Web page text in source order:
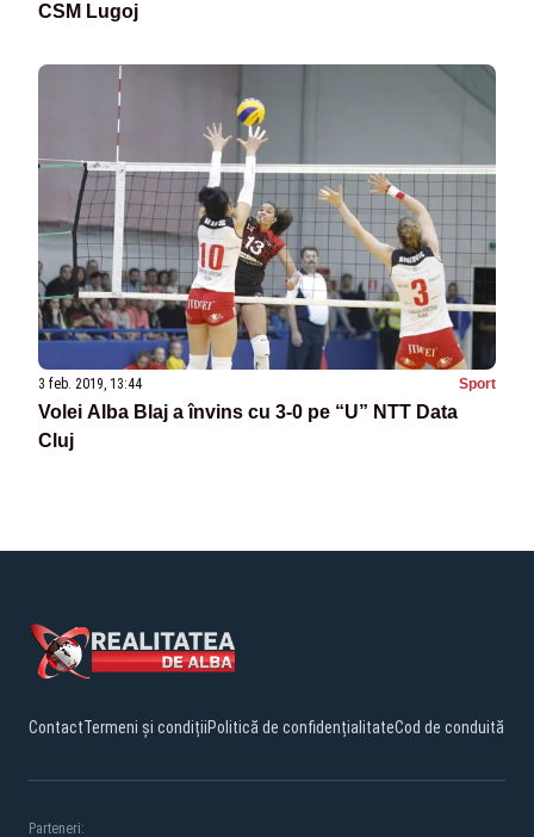
CSM Lugoj
3 feb. 2019, 13:44 Sport
Volei Alba Blaj a învins cu 3-0 pe “U” NTT Data
Cluj
ContactTermeni și condițiiPolitică de confidențialitateCod de conduită
Parteneri: